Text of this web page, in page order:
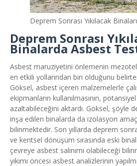
Deprem Sonrası Yıkılacak
Deprem Sonrası
Binalarda Asbest
Asbest maruziyetini önlemenin
en etkili yollarından biri olduğunu
Göksel, asbest içeren malzemelerle
ekipmanların kullanılmasının,
azaltabileceğini aktardı. Göksel, şöyle
inşa edilen binalarda da izolasyon
bilinmektedir. Son yıllarda deprem
ve kentsel dönüşüm sırasında eski
çevreye asbest salınımı olabileceği
yıkımı öncesi asbest analizlerinin